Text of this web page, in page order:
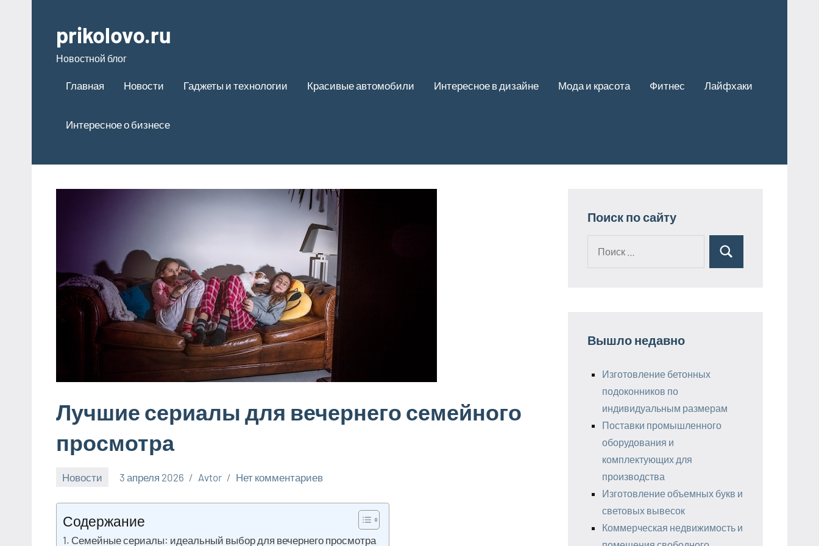
содержимому
prikolovo.ru
Новостной блог
Главная Новости Гаджеты и технологии Красивые автомобили Интересное в дизайне Мода и красота Фитнес Лайфхаки
Интересное о бизнесе
Лучшие сериалы для вечернего семейного
просмотра
Новости 3 апреля 2026 Avtor Нет комментариев
Содержание
Семейные сериалы: идеальный выбор для вечернего просмотра
Поиск по сайту
Поиск
Вышло недавно
Изготовление бетонных
подоконников по
индивидуальным размерам
Поставки промышленного
оборудования и
комплектующих для
производства
Изготовление объемных букв и
световых вывесок
Коммерческая недвижимость и